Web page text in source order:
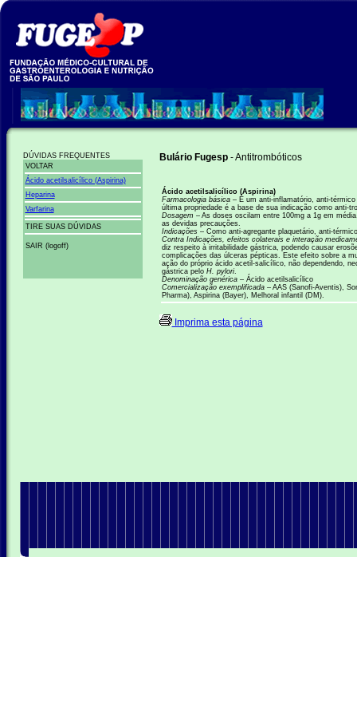
DÚVIDAS FREQUENTES
VOLTAR
Ácido acetilsalicílico (Aspirina)
Heparina
Varfarina
TIRE SUAS DÚVIDAS
SAIR (logoff)
Bulário Fugesp- Antitrombóticos
Ácido acetilsalicílico (Aspirina)
Farmacologia básica – É um anti-inflamatório, anti-
última propriedade é a base de sua indicação como anti-
Dosagem –As doses oscilam entre 100mg a 1g em
as devidas precauções.
Indicações –Como anti-agregante plaquetário, anti-
Contra Indicações, efeitos colaterais e interação
diz respeito à irritabilidade gástrica, podendo causar
complicações das úlceras pépticas. Este efeito sobre a
ação do próprio ácido acetil-salicílico, não dependendo,
gástrica pelo H. pylori.
Denominação genérica –Ácido acetilsalicílico
Comercialização exemplificada –AAS (Sanofi-Aventis),
Pharma), Aspirina (Bayer), Melhoral infantil (DM).
Imprima esta página